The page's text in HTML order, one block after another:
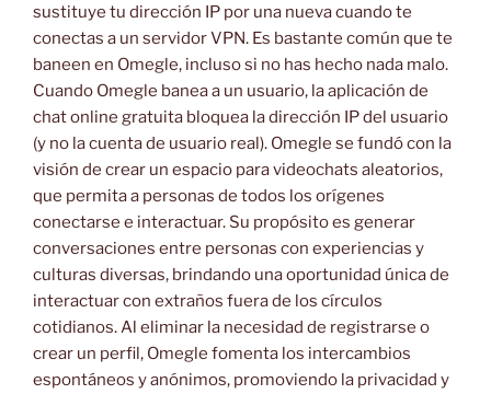
sustituye tu dirección IP por una nueva cuando te
conectas a un servidor VPN. Es bastante común que te
baneen en Omegle, incluso si no has hecho nada malo.
Cuando Omegle banea a un usuario, la aplicación de
chat online gratuita bloquea la dirección IP del usuario
(y no la cuenta de usuario real). Omegle se fundó con la
visión de crear un espacio para videochats aleatorios,
que permita a personas de todos los orígenes
conectarse e interactuar. Su propósito es generar
conversaciones entre personas con experiencias y
culturas diversas, brindando una oportunidad única de
interactuar con extraños fuera de los círculos
cotidianos. Al eliminar la necesidad de registrarse o
crear un perfil, Omegle fomenta los intercambios
espontáneos y anónimos, promoviendo la privacidad y